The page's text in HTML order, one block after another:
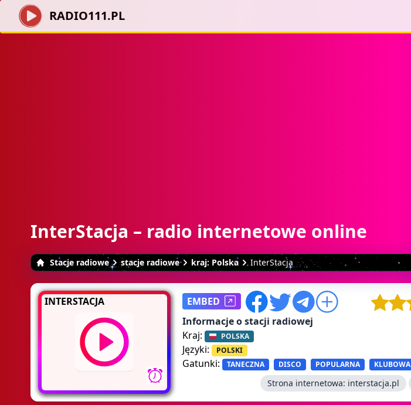
RADIO111.PL
InterStacja – radio internetowe online
Stacje radiowe stacje radiowe kraj: Polska InterStacja
INTERSTACJA
EMBED
Informacje o stacji radiowej
Kraj:
POLSKA
Języki: POLSKI
Gatunki: TANECZNA DISCO POPULARNA KLUBOWA
Strona internetowa: interstacja.pl